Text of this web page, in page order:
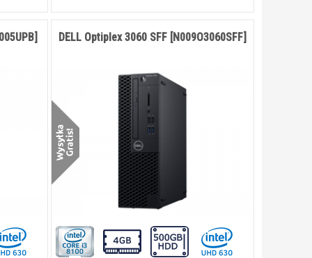
DELL Optiplex 3060 SFF [N009O3060SFF]